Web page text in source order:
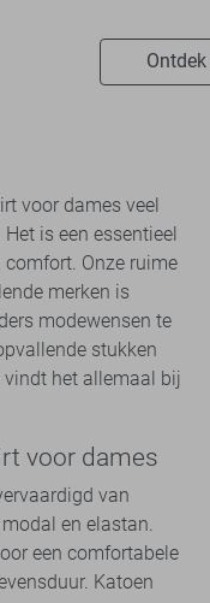
voor dames veel
is een essentieel
Onze ruime
merken is
modewensen te
stukken
vindt het allemaal bij
voor dames
van
en elastan.
een comfortabele
Katoen